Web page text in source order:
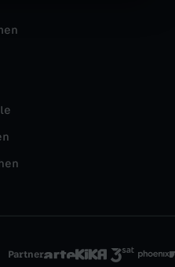
Partner